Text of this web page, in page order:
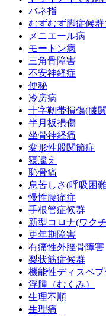
バネ指
むずむず脚症候
メニエール病
モートン病
三角骨障害
不安神経症
便秘
冷房病
十字靭帯損傷(膝
半月板損傷
坐骨神経痛
変形性股関節症
寝違え
恥骨痛
息苦しさ(呼吸困
慢性腰痛症
手根管症候群
新型コロナ(ワク
更年期障害
有痛性外脛骨障害
梨状筋症候群
機能性ディスペプ
浮腫（むくみ）
生理不順
生理痛